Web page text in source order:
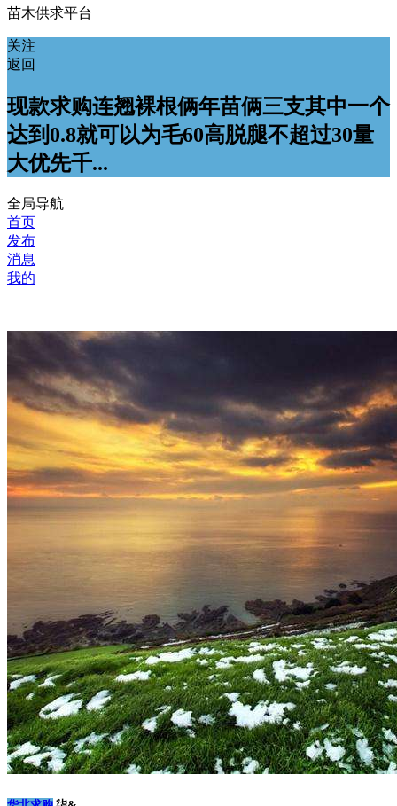
苗木供求平台
关注
返回
现款求购连翘裸根俩年苗俩三支其中一个
达到0.8就可以为毛60高脱腿不超过30量
大优先千...
全局导航
首页
发布
消息
我的